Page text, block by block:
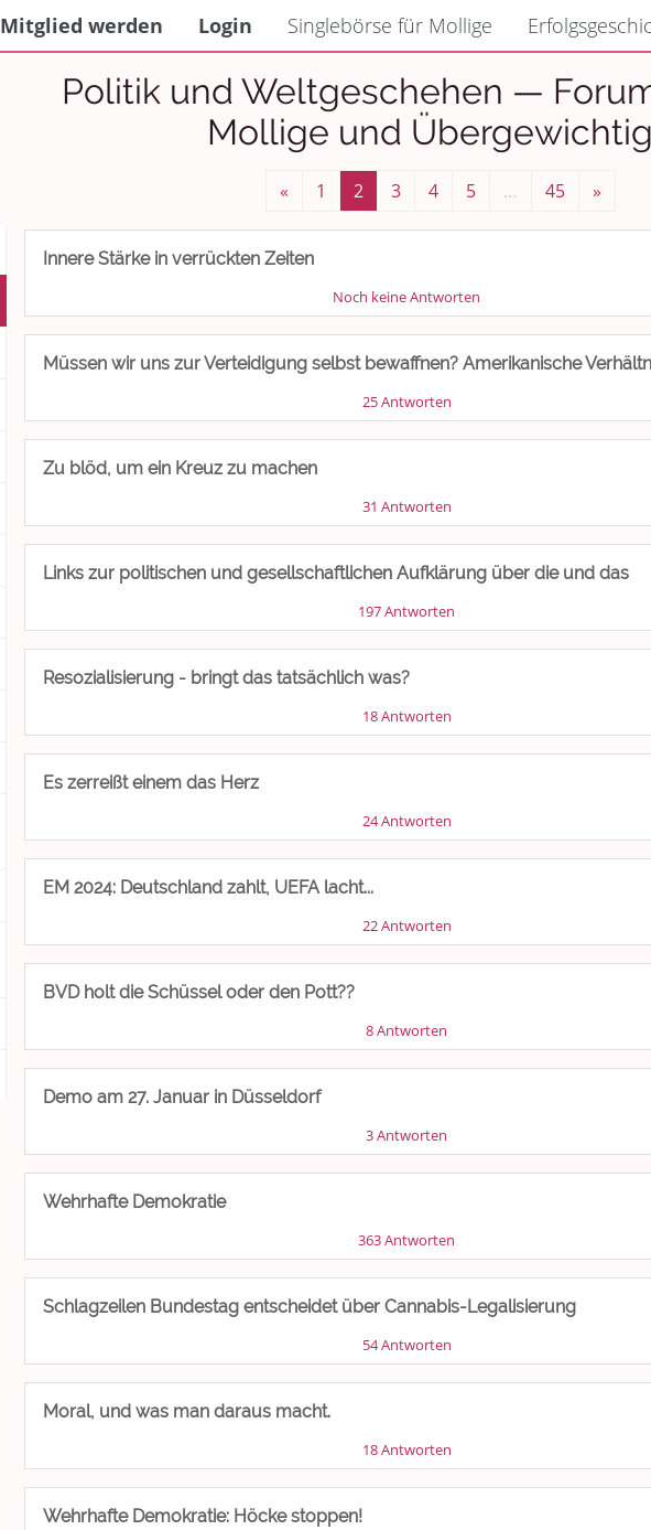
Mitglied werden Login Singlebörse für Mollige
Politik und Weltgeschehen —
Mollige und
« 1 2 3 4 5 … 45 »
Innere Stärke in verrückten Zeiten
Noch keine Antworten
Müssen wir uns zur Verteidigung selbst bewaffnen? Amerikanische
25 Antworten
Zu blöd, um ein Kreuz zu machen
31 Antworten
Links zur politischen und gesellschaftlichen Aufklärung über die und das
197 Antworten
Resozialisierung - bringt das tatsächlich was?
18 Antworten
Es zerreißt einem das Herz
24 Antworten
EM 2024: Deutschland zahlt, UEFA lacht...
22 Antworten
BVD holt die Schüssel oder den Pott??
8 Antworten
Demo am 27. Januar in Düsseldorf
3 Antworten
Wehrhafte Demokratie
363 Antworten
Schlagzeilen Bundestag entscheidet über Cannabis-Legalisierung
54 Antworten
Moral, und was man daraus macht.
18 Antworten
Wehrhafte Demokratie: Höcke stoppen!